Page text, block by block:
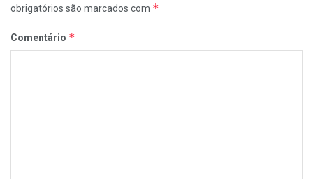
obrigatórios são marcados com *
Comentário *